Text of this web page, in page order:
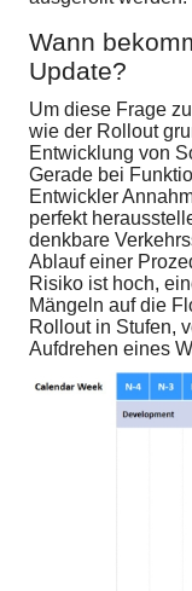
Wann
Update?
Um diese Frage
wie der Rollout
Entwicklung von
Gerade bei
Entwickler
perfekt
denkbare
Ablauf einer
Risiko ist hoch,
Mängeln auf die
Rollout in Stufen,
Aufdrehen eines